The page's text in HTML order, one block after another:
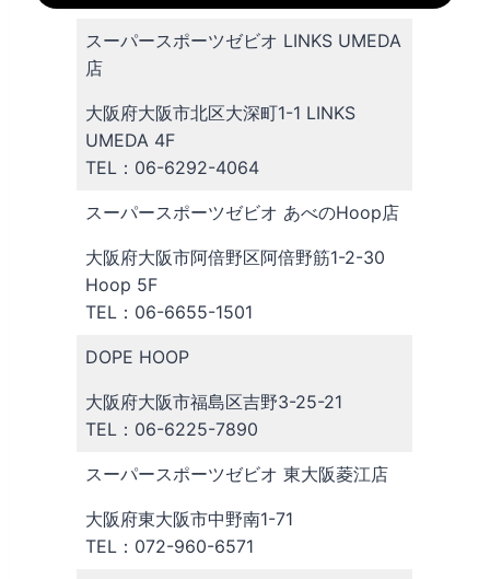
スーパースポーツゼビオ LINKS UMEDA
店
大阪府大阪市北区大深町1-1 LINKS
UMEDA 4F
TEL：06-6292-4064
スーパースポーツゼビオ あべのHoop店
大阪府大阪市阿倍野区阿倍野筋1-2-30
Hoop 5F
TEL：06-6655-1501
DOPE HOOP
大阪府大阪市福島区吉野3-25-21
TEL：06-6225-7890
スーパースポーツゼビオ 東大阪菱江店
大阪府東大阪市中野南1-71
TEL：072-960-6571